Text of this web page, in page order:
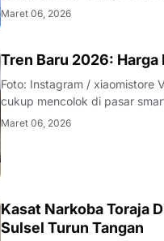
aturan tertentu menuai
Maret 06, 2026
Tren Baru 2026:
Foto: Instagram / xiaomistore VAZnews.com - Awal tahun 2026 membawa perubahan yang
cukup mencolok di pasar
diketahui mengalami
Maret 06, 2026
Kasat Narkoba Toraja
Sulsel Turun Tangan